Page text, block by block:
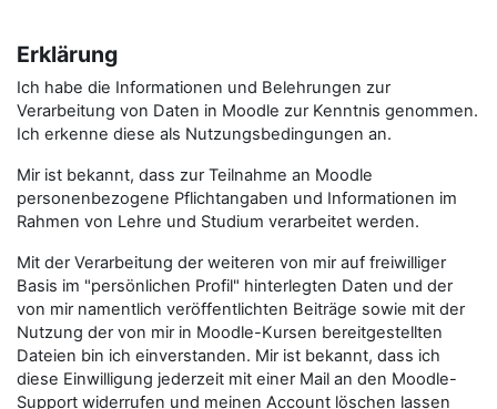
Erklärung
Ich habe die Informationen und Belehrungen zur
Verarbeitung von Daten in Moodle zur Kenntnis genommen.
Ich erkenne diese als Nutzungsbedingungen an.
Mir ist bekannt, dass zur Teilnahme an Moodle
personenbezogene Pflichtangaben und Informationen im
Rahmen von Lehre und Studium verarbeitet werden.
Mit der Verarbeitung der weiteren von mir auf freiwilliger
Basis im "persönlichen Profil" hinterlegten Daten und der
von mir namentlich veröffentlichten Beiträge sowie mit der
Nutzung der von mir in Moodle-Kursen bereitgestellten
Dateien bin ich einverstanden. Mir ist bekannt, dass ich
diese Einwilligung jederzeit mit einer Mail an den Moodle-
Support widerrufen und meinen Account löschen lassen